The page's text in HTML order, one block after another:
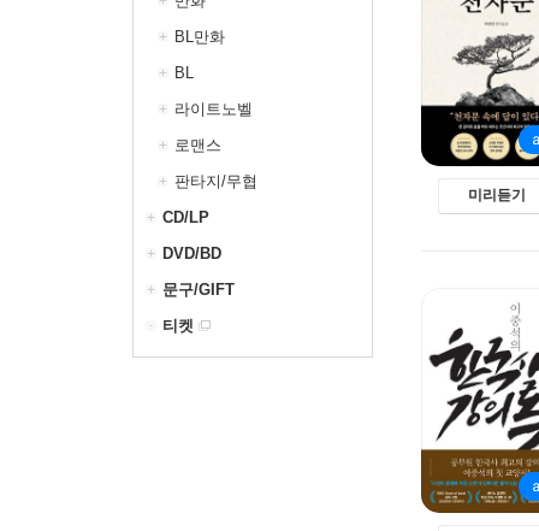
BL만화
BL
라이트노벨
로맨스
판타지/무협
CD/LP
DVD/BD
문구/GIFT
티켓
미리듣기